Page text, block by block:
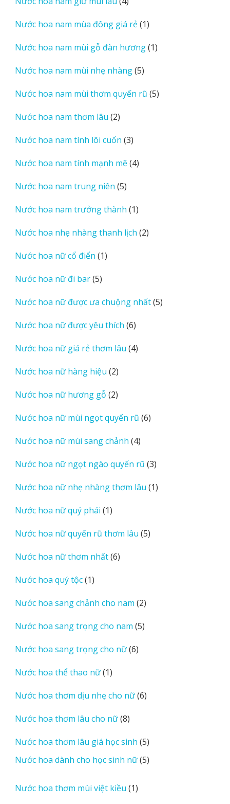
phẩm
Nước hoa nam mùa đông giá rẻ 11
phẩm
Nước hoa nam mùi gỗ đàn hương 11
Nước hoa nam mùi nhẹ nhàng 55
phẩm
Nước hoa nam mùi thơm quyến rũ 55
Nước hoa nam thơm lâu 22
phẩm
Nước hoa nam tính lôi cuốn 33
phẩm
Nước hoa nam tính mạnh mẽ 44
Nước hoa nam trung niên 55
phẩm
Nước hoa nam trưởng thành 11
phẩm
Nước hoa nhẹ nhàng thanh lịch 22
Nước hoa nữ cổ điển 11
Nước hoa nữ đi bar 55
phẩm
Nước hoa nữ được ưa chuộng nhất 55
Nước hoa nữ được yêu thích 66
phẩm
Nước hoa nữ giá rẻ thơm lâu 44
Nước hoa nữ hàng hiệu 22
phẩm
Nước hoa nữ hương gỗ 22
phẩm
Nước hoa nữ mùi ngọt quyến rũ 66
Nước hoa nữ mùi sang chảnh 44
phẩm
Nước hoa nữ ngọt ngào quyến rũ 33
phẩm
Nước hoa nữ nhẹ nhàng thơm lâu 11
Nước hoa nữ quý phái 11
phẩm
Nước hoa nữ quyến rũ thơm lâu 55
Nước hoa nữ thơm nhất 66
Nước hoa quý tộc 11
phẩm
Nước hoa sang chảnh cho nam 22
phẩm
Nước hoa sang trọng cho nam 55
Nước hoa sang trọng cho nữ 66
Nước hoa thể thao nữ 11
phẩm
Nước hoa thơm dịu nhẹ cho nữ 66
Nước hoa thơm lâu cho nữ 88
phẩm
Nước hoa thơm lâu giá học sinh 55
sản
phẩm
Nước hoa dành cho học sinh nữ 55
Nước hoa thơm mùi việt kiều 11